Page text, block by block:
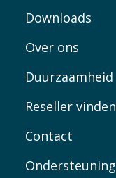
Downloads
Over ons
Duurzaamheid
Reseller vinden
Contact
Ondersteuning